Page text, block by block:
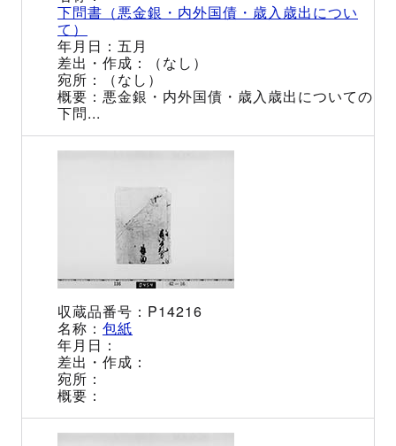
下問書（悪金銀・内外国債・歳入歳出につい
て）
五月
（なし）
（なし）
悪金銀・内外国債・歳入歳出についての
下問...
P14216
包紙